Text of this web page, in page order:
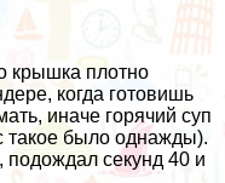
крышка плотно
когда готовишь
иначе горячий суп
такое было однажды).
подождал секунд 40 и